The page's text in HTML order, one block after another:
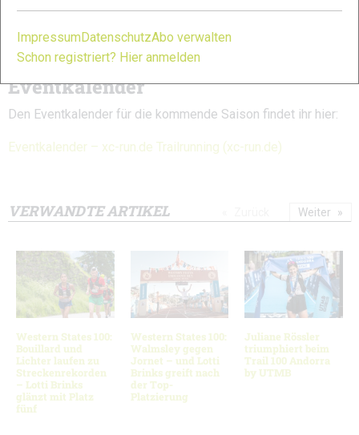
Sehnsuchtsziele für Trailrunner Archive – xc-run.de (xc-
run.de)
Eventkalender
Den Eventkalender für die kommende Saison findet ihr hier:
Eventkalender – xc-run.de Trailrunning (xc-run.de)
VERWANDTE ARTIKEL
Western States 100:
Bouillard und
Lichter laufen zu
Streckenrekorden
– Lotti Brinks
glänzt mit Platz
fünf
Western States 100:
Walmsley gegen
Jornet – und Lotti
Brinks greift nach
der Top-
Platzierung
Juliane Rössler
triumphiert beim
Trail 100 Andorra
by UTMB
Weiter
Impressum DatenschutzAbo verwalten
Schon registriert? Hier anmelden